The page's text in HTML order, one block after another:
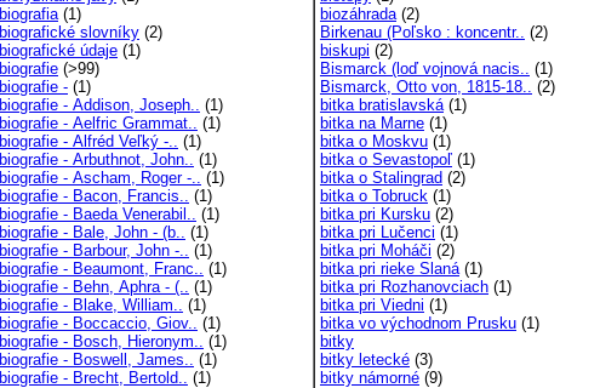
biografia(1)
biografické slovníky (2)
biografické údaje (1)
biografie (>99)
biografie - (1)
biografie - Addison, Joseph.. (1)
biografie - Aelfric Grammat.. (1)
biografie - Alfréd Veľký -.. (1)
biografie - Arbuthnot, John.. (1)
biografie - Ascham, Roger -.. (1)
biografie - Bacon, Francis.. (1)
biografie - Baeda Venerabil.. (1)
biografie - Bale, John - (b.. (1)
biografie - Barbour, John -.. (1)
biografie - Beaumont, Franc.. (1)
biografie - Behn, Aphra - (.. (1)
biografie - Blake, William.. (1)
biografie - Boccaccio, Giov.. (1)
biografie - Bosch, Hieronym.. (1)
biografie - Boswell, James.. (1)
biografie - Brecht, Bertold.. (1)
biozáhrada(2)
Birkenau (Poľsko : koncentr.. (2)
biskupi (2)
Bismarck (loď vojnová nacis.. (1)
Bismarck, Otto von, 1815-18.. (2)
bitka bratislavská(1)
bitka na Marne (1)
bitka o Moskvu (1)
bitka o Sevastopoľ (1)
bitka o Stalingrad (2)
bitka o Tobruck (1)
bitka pri Kursku (2)
bitka pri Lučenci (1)
bitka pri Moháči (2)
bitka pri rieke Slaná(1)
bitka pri Rozhanovciach (1)
bitka pri Viedni (1)
bitka vo východnom Prusku (1)
bitky
bitky letecké (3)
bitky námorné (9)